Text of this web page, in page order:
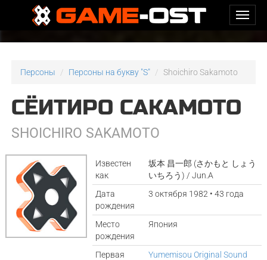
Персоны Персоны на букву "S" Shoichiro Sakamoto
СЁИТИРО САКАМОТО
SHOICHIRO SAKAMOTO
Известен
как
坂本 昌一郎 (さかもと しょう
いちろう) / Jun.A
Дата
рождения
3 октября 1982 • 43 года
Место
рождения
Япония
Первая
Yumemisou Original Sound